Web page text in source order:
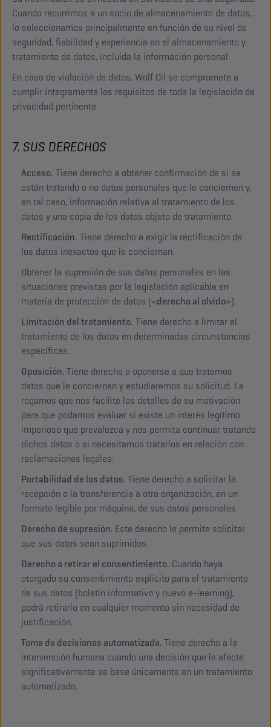
Cuando recurrimos a un socio de almacenamiento de datos,
lo seleccionamos principalmente en función de su nivel de
seguridad, fiabilidad y experiencia en el almacenamiento y
tratamiento de datos, incluida la información personal.
En caso de violación de datos, Wolf Oil se compromete a
cumplir íntegramente los requisitos de toda la legislación de
privacidad pertinente.
7. SUS DERECHOS
Acceso. Tiene derecho a obtener confirmación de si se
están tratando o no datos personales que le conciernen y,
en tal caso, información relativa al tratamiento de los
datos y una copia de los datos objeto de tratamiento.
Rectificación. Tiene derecho a exigir la rectificación de
los datos inexactos que le conciernan.
Obtener la supresión de sus datos personales en las
situaciones previstas por la legislación aplicable en
materia de protección de datos («derecho al olvido»).
Limitación del tratamiento. Tiene derecho a limitar el
tratamiento de los datos en determinadas circunstancias
específicas.
Oposición.Tiene derecho a oponerse a que tratemos
datos que le conciernen y estudiaremos su solicitud. Le
rogamos que nos facilite los detalles de su motivación
para que podamos evaluar si existe un interés legítimo
imperioso que prevalezca y nos permita continuar tratando
dichos datos o si necesitamos tratarlos en relación con
reclamaciones legales.
Portabilidad de los datos.Tiene derecho a solicitar la
recepción o la transferencia a otra organización, en un
formato legible por máquina, de sus datos personales.
Derecho de supresión. Este derecho le permite solicitar
que sus datos sean suprimidos.
Derecho a retirar el consentimiento. Cuando haya
otorgado su consentimiento explícito para el tratamiento
de sus datos (boletín informativo y nuevo e-learning),
podrá retirarlo en cualquier momento sin necesidad de
justificación.
Toma de decisiones automatizada.Tiene derecho a la
intervención humana cuando una decisión que le afecte
significativamente se base únicamente en un tratamiento
automatizado.